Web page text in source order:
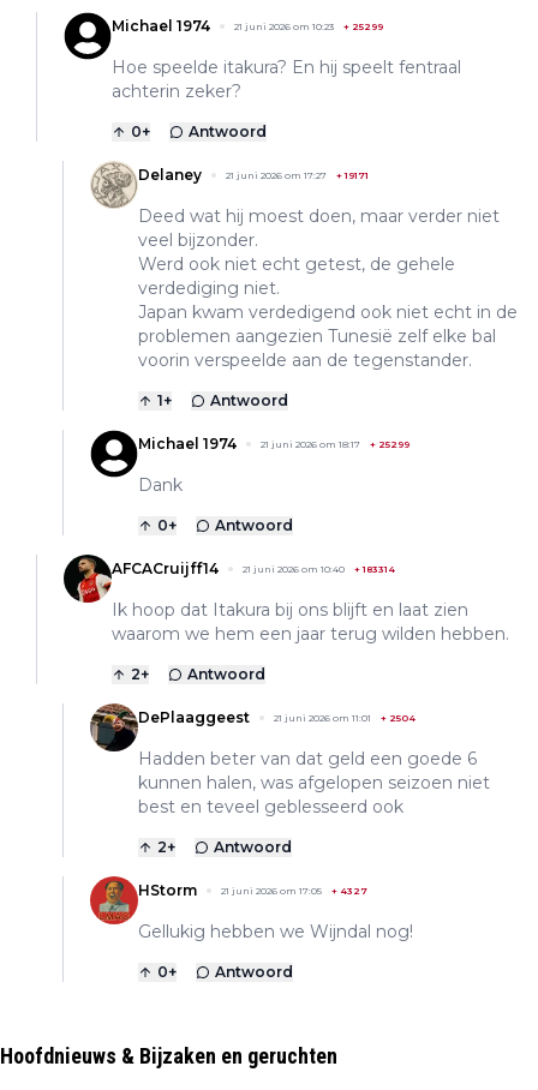
Michael 1974 21 juni 2026 om 10:23 + 25299
Hoe speelde itakura? En hij speelt fentraal
achterin zeker?
0+ Antwoord
Delaney 21 juni 2026 om 17:27 +19171
Deed wat hij moest doen, maar verder niet
veel bijzonder.
Werd ook niet echt getest, de gehele
verdediging niet.
Japan kwam verdedigend ook niet echt in de
problemen aangezien Tunesië zelf elke bal
voorin verspeelde aan de tegenstander.
1+ Antwoord
Michael 1974 21 juni 2026 om 18:17 + 25299
Dank
0+ Antwoord
AFCACruijff14 21 juni 2026 om 10:40 +183314
Ik hoop dat Itakura bij ons blijft en laat zien
waarom we hem een jaar terug wilden hebben.
2+ Antwoord
DePlaaggeest 21 juni 2026 om 11:01 + 2504
Hadden beter van dat geld een goede 6
kunnen halen, was afgelopen seizoen niet
best en teveel geblesseerd ook
2+ Antwoord
HStorm 21 juni 2026 om 17:05 + 4327
Gellukig hebben we Wijndal nog!
0+ Antwoord
Hoofdnieuws & Bijzaken en geruchten